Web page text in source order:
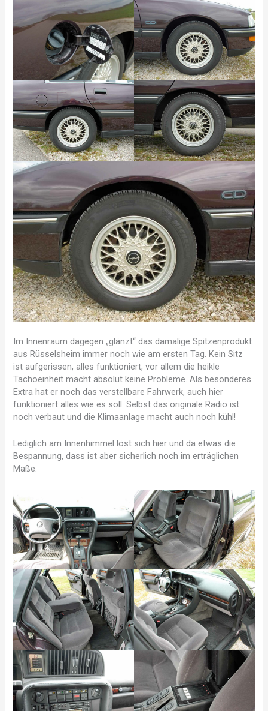
Im Innenraum dagegen „glänzt“ das damalige Spitzenprodukt
aus Rüsselsheim immer noch wie am ersten Tag. Kein Sitz
ist aufgerissen, alles funktioniert, vor allem die heikle
Tachoeinheit macht absolut keine Probleme. Als besonderes
Extra hat er noch das verstellbare Fahrwerk, auch hier
funktioniert alles wie es soll. Selbst das originale Radio ist
noch verbaut und die Klimaanlage macht auch noch kühl!
Lediglich am Innenhimmel löst sich hier und da etwas die
Bespannung, dass ist aber sicherlich noch im erträglichen
Maße.